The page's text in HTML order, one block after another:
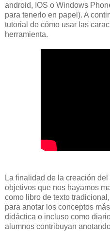
android, IOS o Windows
para tenerlo en papel). A
tutorial de cómo usar las
herramienta.
La finalidad de la creación
objetivos que nos hayamos
como libro de texto
para anotar los conceptos
didáctica o incluso como
alumnos contribuyan